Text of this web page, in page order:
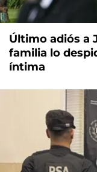
Último adiós a
familia lo
íntima